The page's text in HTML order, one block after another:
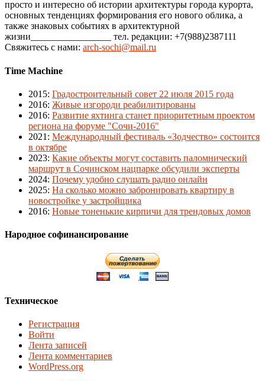
просто и интересно об истории архитектуры города курорта,
основных тенденциях формирования его нового облика, а
также знаковых событиях в архитектурной
жизни_________________ тел. редакции: +7(988)2387111
Свяжитесь с нами: arch-sochi@mail.ru
Time Machine
2015: Градостроительный совет 22 июля 2015 года
2016: Живые изгороди реабилитированы
2016: Развитие яхтинга станет приоритетным проектом
региона на форуме "Сочи-2016"
2021 : Международный фестиваль «Зодчество» состоится
в октябре
2023: Какие объекты могут составить паломнический
маршрут в Сочинском нацпарке обсудили эксперты
2024: Почему удобно слушать радио онлайн
2025: На сколько можно забронировать квартиру в
новостройке у застройщика
2016: Новые тоненькие кирпичи для трендовых домов
Народное софинансирование
Техническое
Регистрация
Войти
Лента записей
Лента комментариев
WordPress.org